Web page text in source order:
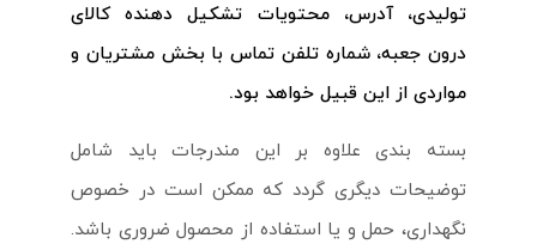
تولیدی، آدرس، محتویات تشکیل دهنده کالای
درون جعبه، شماره تلفن تماس با بخش مشتریان و
مواردی از این قبیل خواهد بود.
بسته بندی علاوه بر این مندرجات باید شامل
توضیحات دیگری گردد که ممکن است در خصوص
نگهداری، حمل و یا استفاده از محصول ضروری باشد.